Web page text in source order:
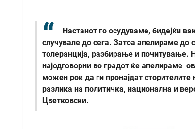
Настанот го осудуваме, бидејќи
случувале до сега. Затоа апелираме
толеранција, разбирање и почитување.
најодговорни во градот ќе апелираме
можен рок да ги пронајдат
разлика на политичка, национална и
Цветковски.